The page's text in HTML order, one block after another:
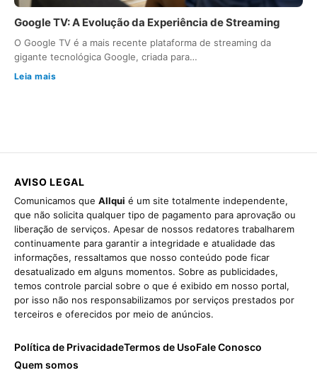
Google TV: A Evolução da Experiência de Streaming
O Google TV é a mais recente plataforma de streaming da
gigante tecnológica Google, criada para…
Leia mais
AVISO LEGAL
Comunicamos que Allqui é um site totalmente independente,
que não solicita qualquer tipo de pagamento para aprovação ou
liberação de serviços. Apesar de nossos redatores trabalharem
continuamente para garantir a integridade e atualidade das
informações, ressaltamos que nosso conteúdo pode ficar
desatualizado em alguns momentos. Sobre as publicidades,
temos controle parcial sobre o que é exibido em nosso portal,
por isso não nos responsabilizamos por serviços prestados por
terceiros e oferecidos por meio de anúncios.
Política de PrivacidadeTermos de UsoFale Conosco
Quem somos